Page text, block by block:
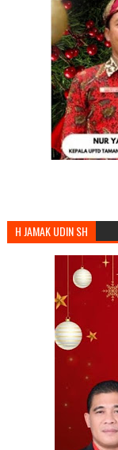
H JAMAK UDIN SH